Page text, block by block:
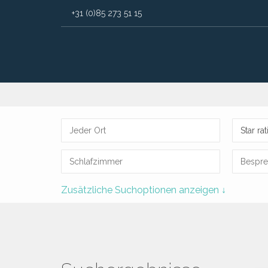
+31 (0)85 273 51 15
Star
Zusätzliche Suchoptionen anzeigen ↓